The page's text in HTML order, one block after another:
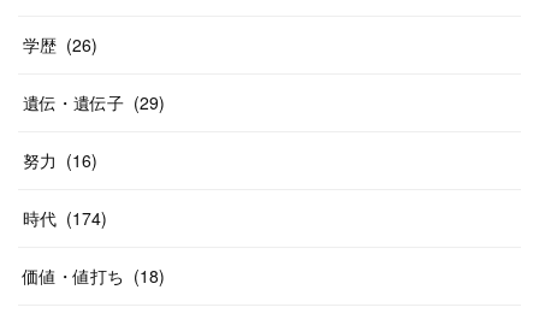
学歴 (26)
遺伝・遺伝子 (29)
努力 (16)
時代 (174)
価値・値打ち (18)